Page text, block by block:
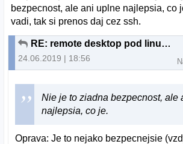
bezpecnost, ale ani uplne najlepsia, co
vadi, tak si prenos daj cez ssh.
RE: remote desktop pod linuxom
24.06.2019 | 18:56
Nie je to ziadna bezpecnost, ale
najlepsia, co je.
Oprava: Je to nejako bezpecnejsie